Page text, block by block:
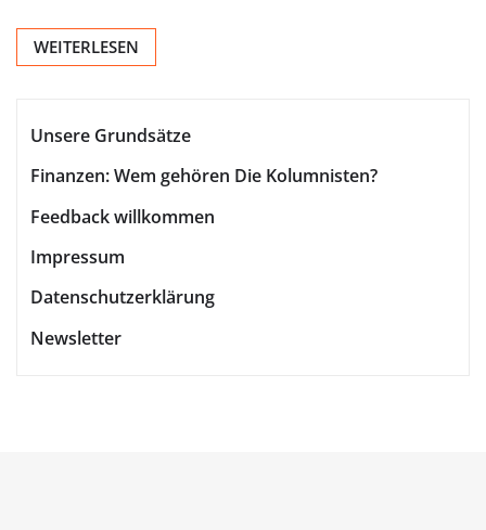
WEITERLESEN
Unsere Grundsätze
Finanzen: Wem gehören Die Kolumnisten?
Feedback willkommen
Impressum
Datenschutzerklärung
Newsletter